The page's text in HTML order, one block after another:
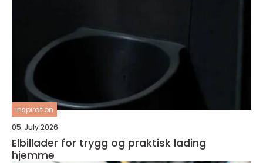
inspiration
05. July 2026
Elbillader for trygg og praktisk lading
hjemme